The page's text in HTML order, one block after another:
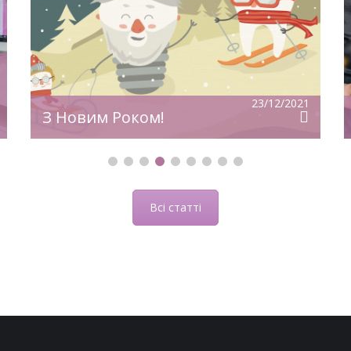
23/12/2021
З Новим Роком!
уверенности!
Всі статті